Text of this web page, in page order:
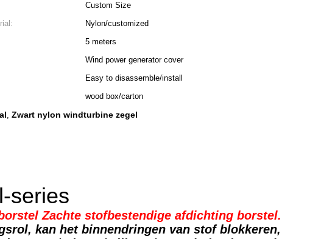
Custom Size
Nylon/customized
5 meters
Wind power generator cover
Easy to disassemble/install
wood box/carton
, Zwart nylon windturbine zegel
series
Zachte stofbestendige afdichting borstel.
kan het binnendringen van stof blokkeren,